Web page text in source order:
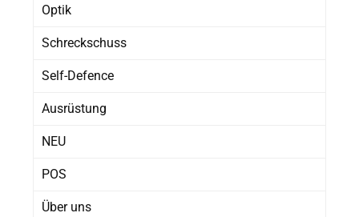
Optik
Schreckschuss
Self-Defence
Ausrüstung
NEU
POS
Über uns